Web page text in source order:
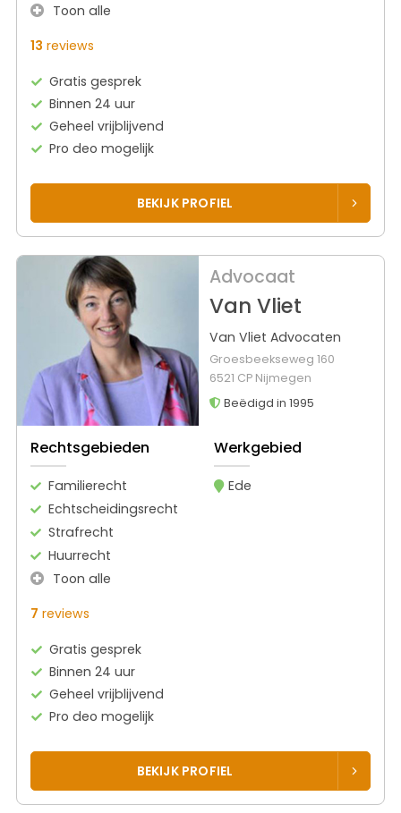
Toon alle
13 reviews
Gratis gesprek
Binnen 24 uur
Geheel vrijblijvend
Pro deo mogelijk
BEKIJK PROFIEL
Advocaat
Van Vliet
Van Vliet Advocaten
Groesbeekseweg 160
6521 CP Nijmegen
Beëdigd in 1995
Rechtsgebieden
Familierecht
Echtscheidingsrecht
Strafrecht
Huurrecht
Toon alle
Werkgebied
Ede
7 reviews
Gratis gesprek
Binnen 24 uur
Geheel vrijblijvend
Pro deo mogelijk
BEKIJK PROFIEL